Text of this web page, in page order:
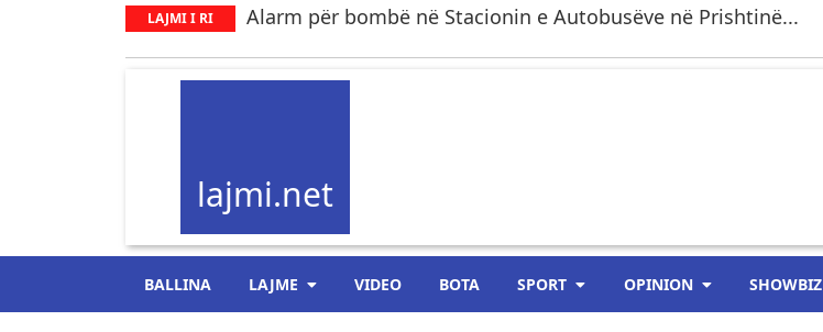
LAJMI I RI Alarm për bombë në Stacionin e Autobusëve në Prishtinë...
lajmi.net
BALLINA LAJME VIDEO BOTA SPORT OPINION SHOWBIZ